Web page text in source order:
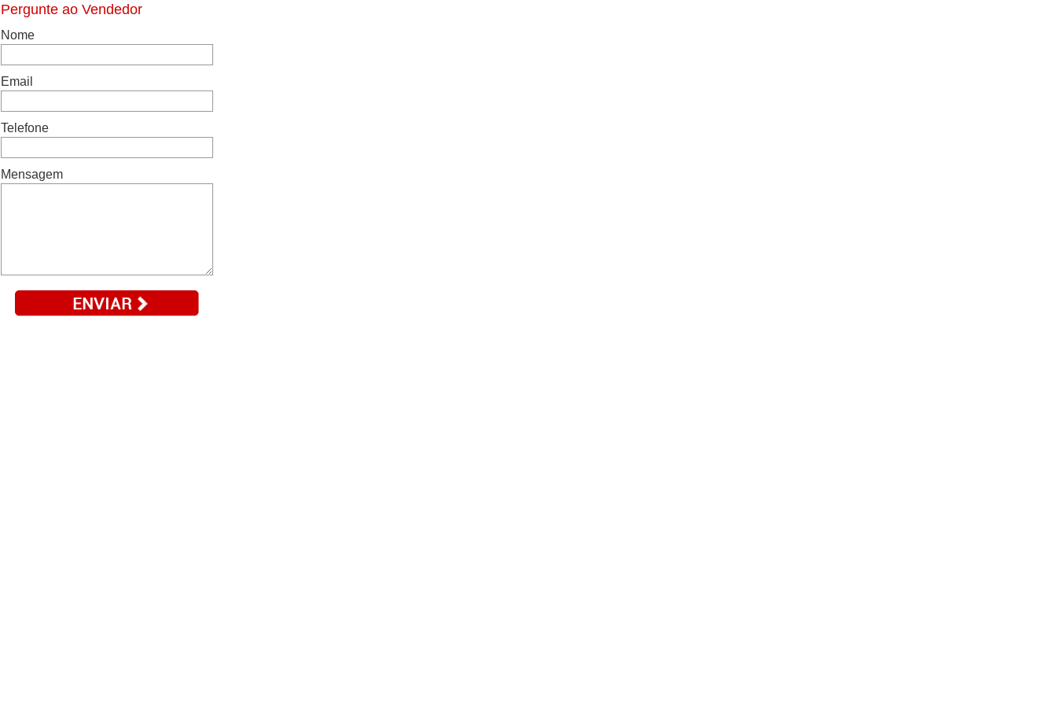
Pergunte ao Vendedor
Nome
Email
Telefone
Mensagem